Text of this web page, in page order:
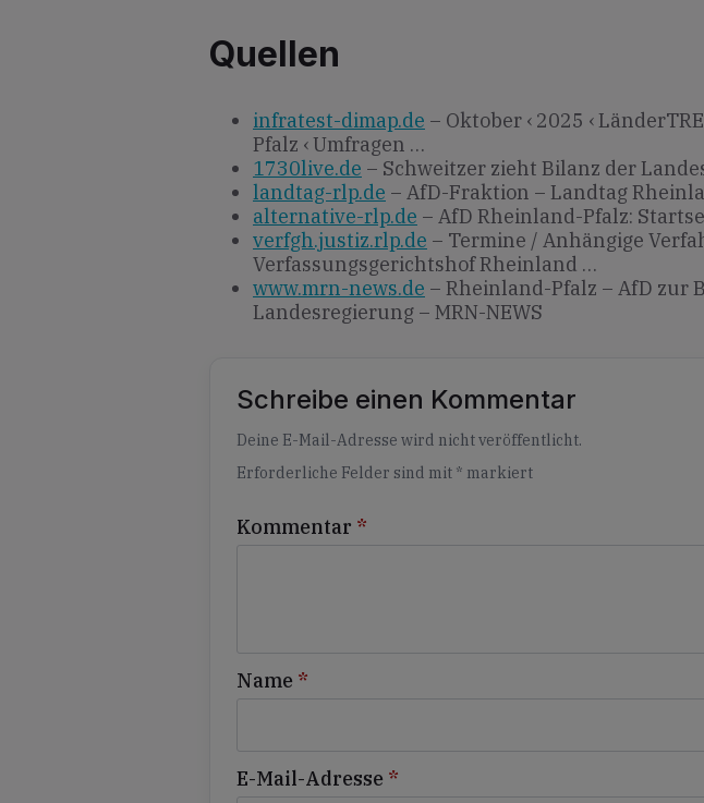
Quellen
infratest-dimap.de – Oktober ‹ 2025 ‹
Pfalz ‹ Umfragen …
1730live.de – Schweitzer zieht Bilanz der
landtag-rlp.de – AfD-Fraktion – Landtag
alternative-rlp.de – AfD Rheinland-Pfalz:
verfgh.justiz.rlp.de – Termine / Anhängige
Verfassungsgerichtshof Rheinland …
www.mrn-news.de – Rheinland-Pfalz – AfD zur
Landesregierung – MRN-NEWS
Schreibe einen Kommentar
Deine E-Mail-Adresse wird nicht veröffentlicht.
Erforderliche Felder sind mit * markiert
Kommentar *
Name *
E-Mail-Adresse *
Alternative: